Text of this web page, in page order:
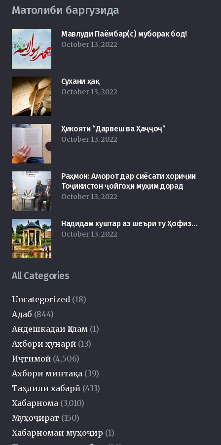
Матолиби баргузида
Мавлуди Паёмбар(с) муборак бод!
October 13, 2022
Сухани ҳақ
October 13, 2022
Ҳикояти “Дарвеш ва Ҳаҷҷоҷ”
October 13, 2022
Раҳмон: Аморот дар сиёсати хориҷии
Тоҷикистон ҷойгоҳи муҳим дорад
October 13, 2022
Надидам хуштар аз шеъри ту Ҳофиз…
October 13, 2022
All Categories
Uncategorized (18)
Адаб (844)
Андешкадаи Қалам (1)
Ахбори ҳунарӣ (13)
Иҷтимоӣ (4,506)
Ахбори минтақа (39)
Таҳлили хабарӣ (433)
Хабарнома (3,010)
Муҳоҷират (150)
Хабарномаи муҳоҷир (1)